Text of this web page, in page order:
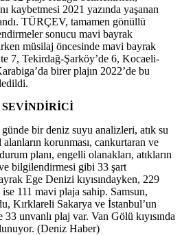
kaybetmesi 2021 yazında yaşanan
TÜRÇEV, tamamen gönüllü
sonucu mavi bayrak
müsilaj öncesinde mavi bayrak
7, Tekirdağ-Şarköy’de 6, Kocaeli-
birer plajın 2022’de bu
SEVİNDİRİCİ
bir deniz suyu analizleri, atık su
alanların korunması, cankurtaran ve
planı, engelli olanakları, atıkların
ve bilgilendirmesi gibi 33 şart
Ege Denizi kıyısındayken, 229
111 mavi plaja sahip. Samsun,
Kırklareli Sakarya ve İstanbul’un
33 unvanlı plaj var. Van Gölü kıyısında
(Deniz Haber)